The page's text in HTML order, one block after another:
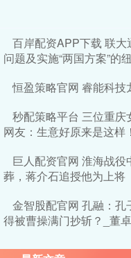
百岸配资APP下载 联
问题及实施“两国方案”的
恒盈策略官网 睿能科
秒配策略平台 三位重庆
网友：生意好原来是这样
巨人配资官网 淮海战
葬，蒋介石追授他为上将
金智股配官网 孔融：孔
得被曹操满门抄斩？_董